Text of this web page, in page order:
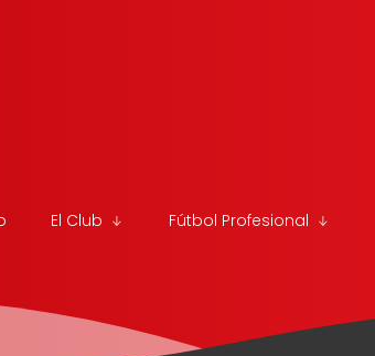
El Club Fútbol Profesional